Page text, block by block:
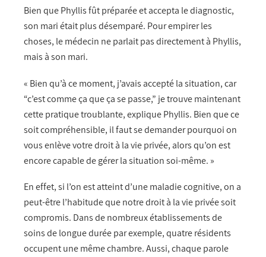
Bien que Phyllis fût préparée et accepta le diagnostic,
son mari était plus désemparé. Pour empirer les
choses, le médecin ne parlait pas directement à Phyllis,
mais à son mari.
« Bien qu’à ce moment, j’avais accepté la situation, car
“c’est comme ça que ça se passe,” je trouve maintenant
cette pratique troublante, explique Phyllis. Bien que ce
soit compréhensible, il faut se demander pourquoi on
vous enlève votre droit à la vie privée, alors qu’on est
encore capable de gérer la situation soi-même. »
En effet, si l’on est atteint d’une maladie cognitive, on a
peut-être l’habitude que notre droit à la vie privée soit
compromis. Dans de nombreux établissements de
soins de longue durée par exemple, quatre résidents
occupent une même chambre. Aussi, chaque parole